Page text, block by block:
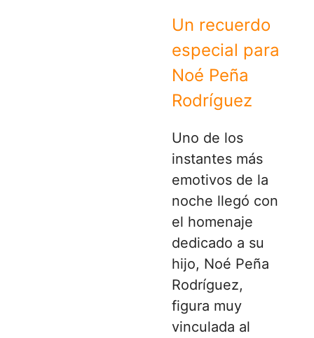
Un recuerdo
especial para
Noé Peña
Rodríguez
Uno de los
instantes más
emotivos de la
noche llegó con
el homenaje
dedicado a su
hijo, Noé Peña
Rodríguez,
figura muy
vinculada al